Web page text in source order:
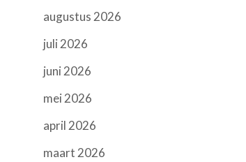
augustus 2026
juli 2026
juni 2026
mei 2026
april 2026
maart 2026